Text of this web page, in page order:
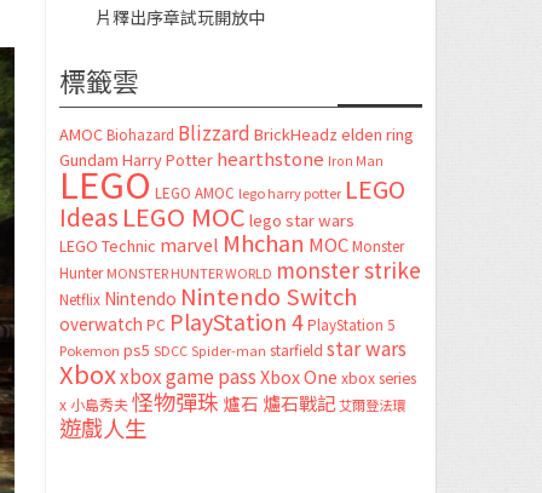
片釋出序章試玩開放中
標籤雲
AMOC Biohazard Blizzard BrickHeadz elden ring
Gundam Harry Potter hearthstone Iron Man
LEGO LEGO AMOC lego harry potter LEGO
Ideas LEGO MOC lego star wars
LEGO Technic marvel Mhchan MOC Monster
Hunter MONSTER HUNTER WORLD monster strike
Netflix Nintendo Nintendo Switch
overwatch PC PlayStation 4 PlayStation 5
Pokemon ps5 SDCC Spider-man starfield star wars
Xboxxbox game passXbox One xbox series
x 小島秀夫怪物彈珠 爐石 爐石戰記艾爾登法環
遊戲人生